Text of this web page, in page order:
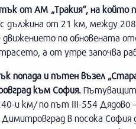
от АМ „Тракия“, на който
дължина от 21 км, между
движението по обновената
а от утре започва
попада и пътен възел
към София.
и км/ по път III-554
в посока София